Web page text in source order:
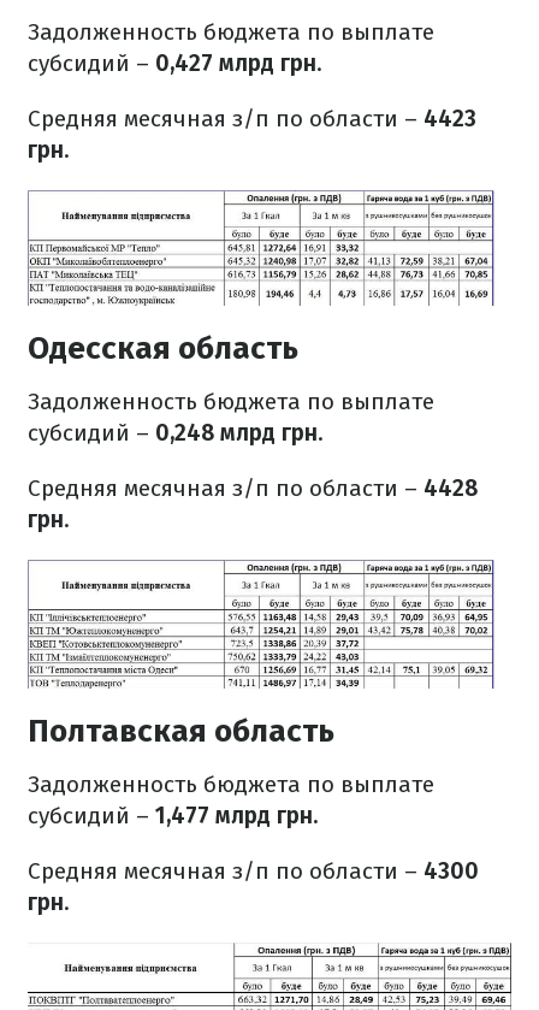
Задолженность бюджета по выплате
субсидий – 0,427 млрд грн.
Средняя месячная з/п по области – 4423
грн.
Одесская область
Задолженность бюджета по выплате
субсидий – 0,248 млрд грн.
Средняя месячная з/п по области – 4428
грн.
Полтавская область
Задолженность бюджета по выплате
субсидий – 1,477 млрд грн.
Средняя месячная з/п по области – 4300
грн.